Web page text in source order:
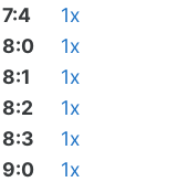
7:4
1x
8:0
1x
8:1
1x
8:2
1x
8:3
1x
9:0
1x